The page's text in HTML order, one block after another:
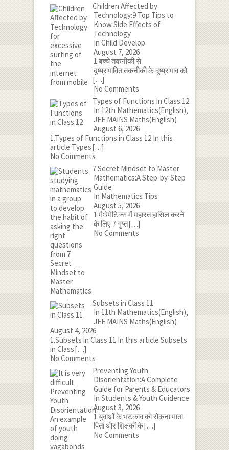
Children Affected by
Technology:9 Top Tips to
Know Side Effects of
Technology
In Child Develop
August 7, 2026
1.बच्चे तकनीकी से
दुष्प्रभावित:तकनीकी के दुष्प्रभाव को
[…]
No Comments
Types of Functions in Class 12
In 12th Mathematics(English),
JEE MAINS Maths(English)
August 6, 2026
1.Types of Functions in Class 12 In this
article Types[…]
No Comments
7 Secret Mindset to Master
Mathematics:A Step-by-Step
Guide
In Mathematics Tips
August 5, 2026
1.मैथेमेटिक्स में महारत हासिल करने
के लिए 7 गुप्त[…]
No Comments
Subsets in Class 11
In 11th Mathematics(English),
JEE MAINS Maths(English)
August 4, 2026
1.Subsets in Class 11 In this article Subsets
in Class[…]
No Comments
Preventing Youth
Disorientation:A Complete
Guide for Parents & Educators
In Students & Youth Guidence
August 3, 2026
1.युवाओं के भटकाव को रोकना:माता-
पिता और शिक्षकों के[…]
No Comments